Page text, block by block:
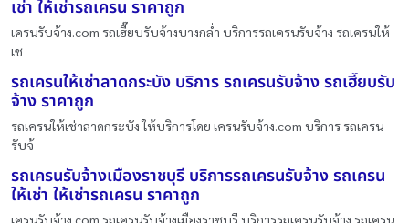
เช่า ให้เช่ารถเครน ราคาถูก
เครนรับจ้าง.com รถเฮี๊ยบรับจ้างบางกล่ำ บริการรถเครนรับจ้าง รถเครนให้
เช
รถเครนให้เช่าลาดกระบัง บริการ รถเครนรับจ้าง รถเฮี๊ยบรับ
จ้าง ราคาถูก
รถเครนให้เช่าลาดกระบัง ให้บริการโดย เครนรับจ้าง.com บริการ รถเครน
รับจ้
รถเครนรับจ้างเมืองราชบุรี บริการรถเครนรับจ้าง รถเครน
ให้เช่า ให้เช่ารถเครน ราคาถูก
เครนรับจ้าง.com รถเครนรับจ้างเมืองราชบุรี บริการรถเครนรับจ้าง รถเครน